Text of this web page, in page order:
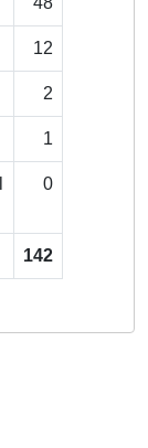
12
2
1
0
142